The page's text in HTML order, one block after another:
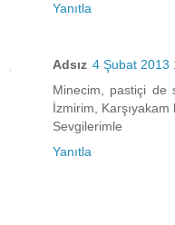
Yanıtla
Adsız 4 Şubat 2013
Minecim, pastiçi de
İzmirim,
Sevgilerimle
Yanıtla